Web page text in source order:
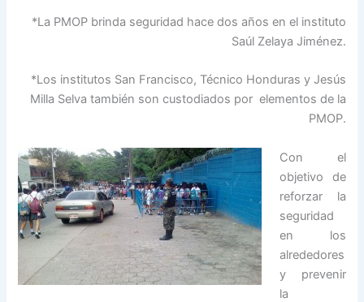
*La PMOP brinda seguridad hace dos años en el instituto
Saúl Zelaya Jiménez.
*Los institutos San Francisco, Técnico Honduras y Jesús
Milla Selva también son custodiados por elementos de la
PMOP.
Con el
objetivo de
reforzar la
seguridad
en los
alrededores
y prevenir
la